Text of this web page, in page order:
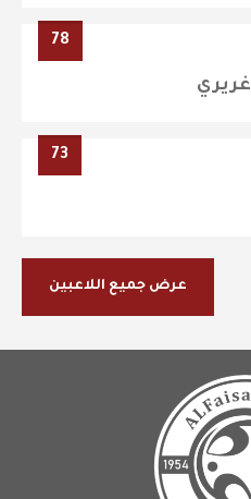
78
73
عرض جميع اللاعبين